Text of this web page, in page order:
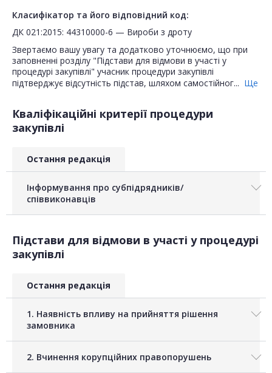
Класифікатор та його відповідний код:
ДК 021:2015: 44310000-6 — Вироби з дроту
Звертаємо вашу увагу та додатково уточнюємо, що при
заповненні розділу "Підстави для відмови в участі у
процедурі закупівлі" учасник процедури закупівлі
підтверджує відсутність підстав, шляхом самостійног... Ще
Кваліфікаційні критерії процедури
закупівлі
Остання редакція
Інформування про субпідрядників/
співвиконавців
Підстави для відмови в участі у процедурі
закупівлі
Остання редакція
1. Наявність впливу на прийняття рішення
замовника
2. Вчинення корупційних правопорушень